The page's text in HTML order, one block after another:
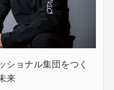
ショナル集団をつく
来